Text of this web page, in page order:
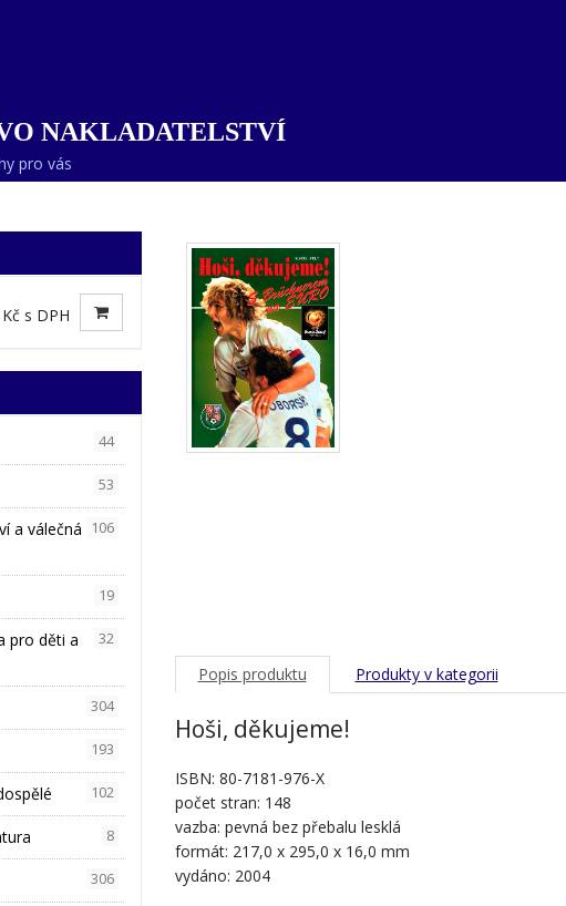
NAKLADATELSTVÍ
pro vás
Popis produktu Produkty v kategorii
Hoši, děkujeme!
ISBN: 80-7181-976-X
počet stran: 148
vazba: pevná bez přebalu lesklá
formát: 217,0 x 295,0 x 16,0 mm
vydáno: 2004
s DPH
44
53
a válečná
106
19
pro děti a
32
304
193
102
8
306